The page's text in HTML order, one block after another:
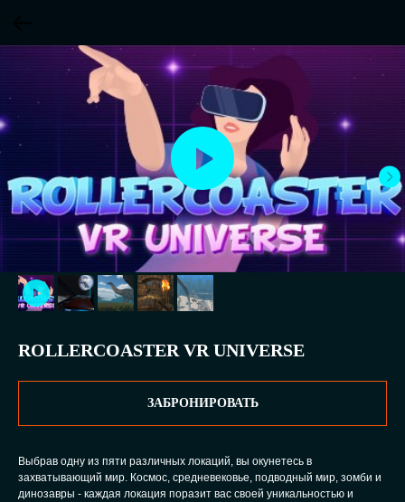
ROLLERCOASTER VR UNIVERSE
ЗАБРОНИРОВАТЬ
Выбрав одну из пяти различных локаций, вы окунетесь в
захватывающий мир. Космос, средневековье, подводный мир, зомби и
динозавры - каждая локация поразит вас своей уникальностью и